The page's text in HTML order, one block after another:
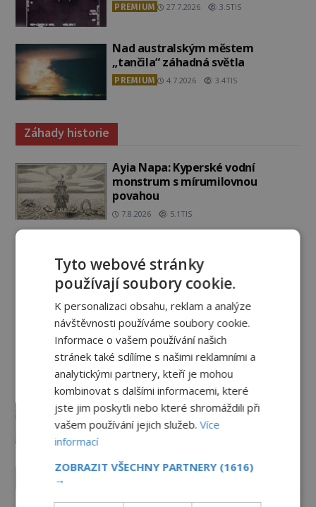
PREMIUM 27.7.2026 3.5TIS
Nad australským městem
„tančila“ záhadná světla
PREMIUM 4.7.2026 3.4TIS
Záhady historie
Ayia Napa: Kyperské vodní
monstrum s mírumilovnou
povahou
7.8.2026 5.1TIS
Tajná výprava, která odnesla
nejslavnější relikvii do Itálie
7.8.2026 2.5TIS
Kam zmizely ostatky světců?
Relikvie, které putují Evropou a
dodnes budí úžas
6.8.2026 3.1TIS
Železný zázrak z Indie: Proč tento
sloup už 1 600 let nezná rez?
5.8.2026 3.0TIS
Paranormální jevy
Tyto webové stránky
používají soubory cookie.
K personalizaci obsahu, reklam a analýze
návštěvnosti používáme soubory cookie.
Informace o vašem používání našich
stránek také sdílíme s našimi reklamními a
analytickými partnery, kteří je mohou
kombinovat s dalšími informacemi, které
jste jim poskytli nebo které shromáždili při
vašem používání jejich služeb.Více
informací
ZOBRAZIT VŠECHNY PARTNERY (1616)
→